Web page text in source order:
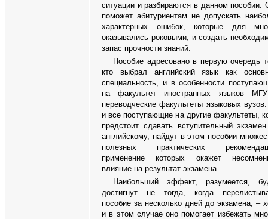
ситуации и разбираются в данном пособии.
поможет абитуриентам не допускать
характерных ошибок, которые для
оказывались роковыми, и создать
запас прочности знаний.
Пособие адресовано в первую очередь
кто выбрал английский язык как
специальность, и в особенности
на факультет иностранных языков
переводческие факультеты языковых
и все поступающие на другие факультеты,
предстоит сдавать вступительный
английскому, найдут в этом пособии
полезных практических
применение которых окажет
влияние на результат экзамена.
Наибольший эффект, разумеется,
достигнут не тогда, когда
пособие за несколько дней до экзамена, –
и в этом случае оно помогает избежать